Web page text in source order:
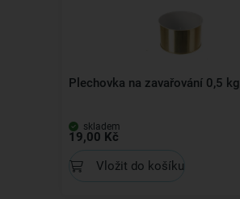
Plechovka na zavařování 0,5 kg
skladem
19,00 Kč
Vložit do košíku